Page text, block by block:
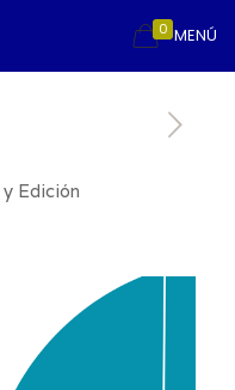
MENÚ
0
Edición